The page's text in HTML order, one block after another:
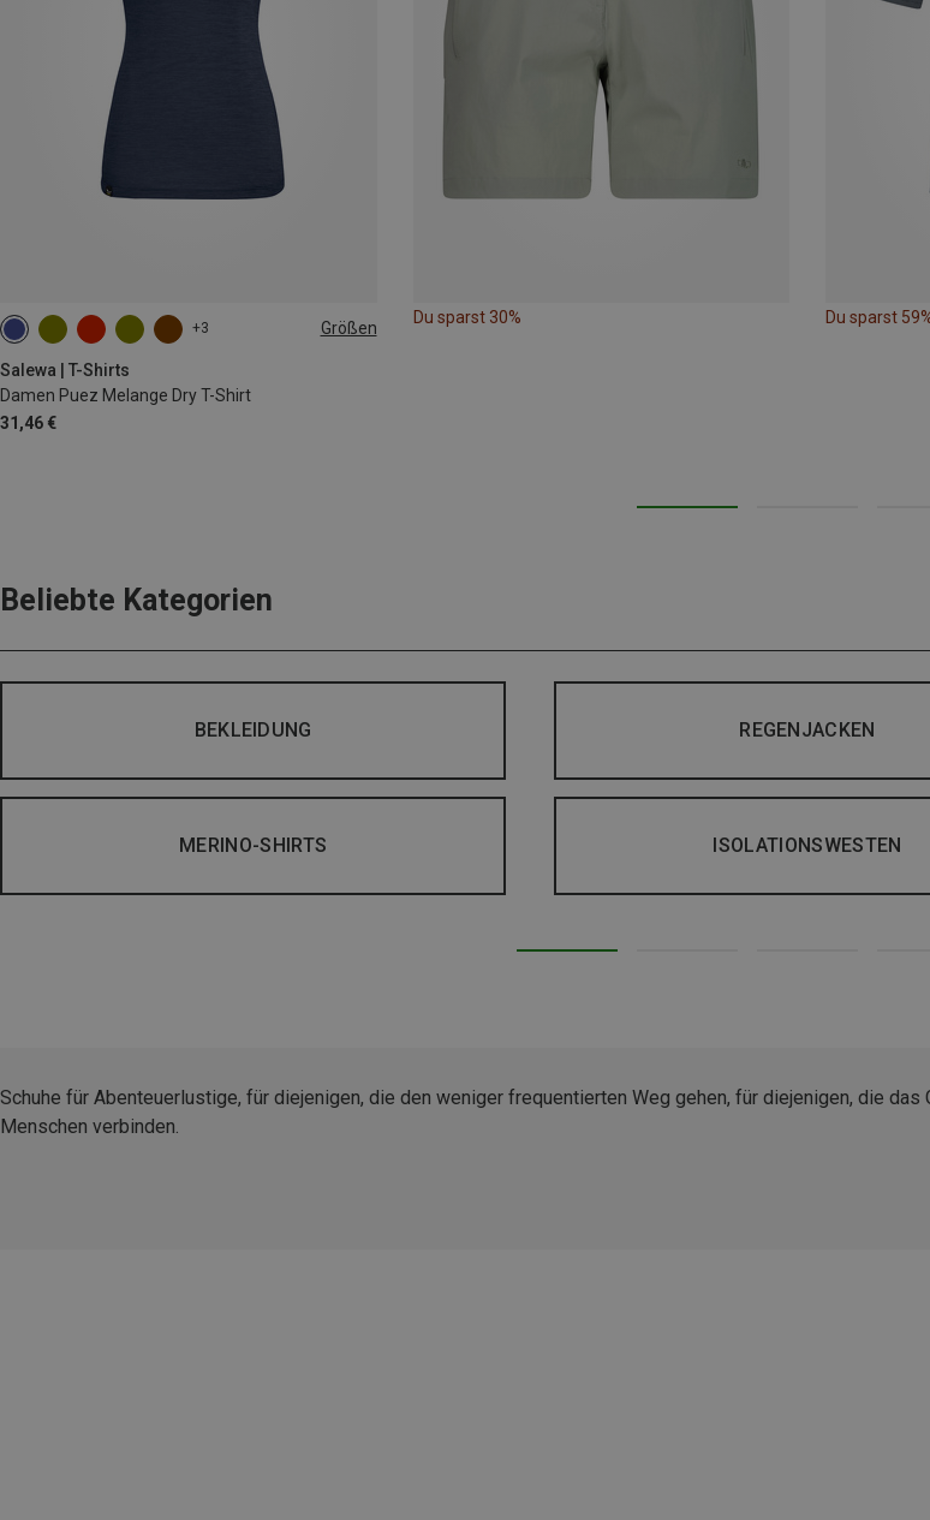
+3 Größen
Salewa | T-Shirts
Damen Puez Melange Dry T-Shirt
31,46 €
M L XL XXL
Du sparst 30% Du sparst
Beliebte Kategorien
BEKLEIDUNG REGENJACKEN
MERINO-SHIRTS ISOLATIONSWESTEN
Schuhe für Abenteuerlustige, für diejenigen, die den weniger frequentierten Weg gehen, für diejenigen, die
Menschen verbinden.